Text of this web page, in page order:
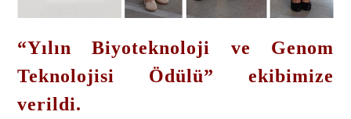
“Yılın Biyoteknoloji ve Genom
Teknolojisi Ödülü” ekibimize
verildi.